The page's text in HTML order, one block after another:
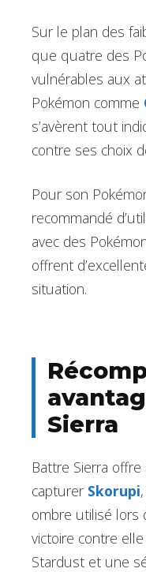
Sur le plan des
que quatre des
vulnérables aux
Pokémon comme
s’avèrent tout
contre ses choix
Pour son
recommandé
avec des
offrent
situation.
Sierra
Battre Sierra
capturer Skorupi
ombre utilisé lors
victoire contre
Stardust et une